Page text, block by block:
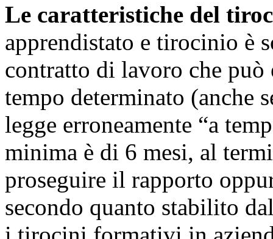
Le caratteristiche del
apprendistato e tirocinio è
contratto di lavoro che può
tempo determinato (anche
legge erroneamente “a
minima è di 6 mesi, al
proseguire il rapporto
secondo quanto stabilito